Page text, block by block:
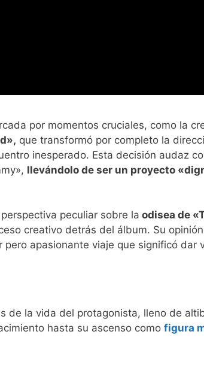
por momentos cruciales, como la
que transformó por completo la
inesperado. Esta decisión audaz
llevándolo de ser un proyecto
peculiar sobre la odisea de
creativo detrás del álbum. Su
apasionante viaje que significó dar
de la vida del protagonista, lleno de
hasta su ascenso como figura